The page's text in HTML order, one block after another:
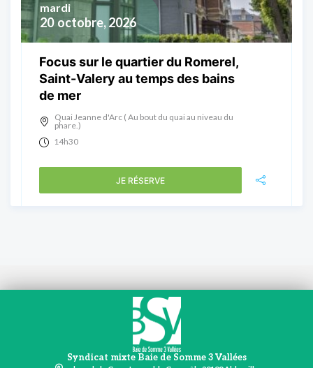
20 octobre, 2026
mardi
Focus sur le quartier du Romerel,
Saint-Valery au temps des bains
de mer
Quai Jeanne d'Arc ( Au bout du quai au niveau du
phare.)
14h30
JE RÉSERVE
Syndicat mixte Baie de Somme 3 Vallées